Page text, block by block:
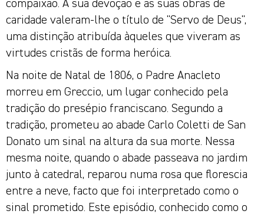
compaixão. A sua devoção e as suas obras de
caridade valeram-lhe o título de "Servo de Deus",
uma distinção atribuída àqueles que viveram as
virtudes cristãs de forma heróica.
Na noite de Natal de 1806, o Padre Anacleto
morreu em Greccio, um lugar conhecido pela
tradição do presépio franciscano. Segundo a
tradição, prometeu ao abade Carlo Coletti de San
Donato um sinal na altura da sua morte. Nessa
mesma noite, quando o abade passeava no jardim
junto à catedral, reparou numa rosa que florescia
entre a neve, facto que foi interpretado como o
sinal prometido. Este episódio, conhecido como o